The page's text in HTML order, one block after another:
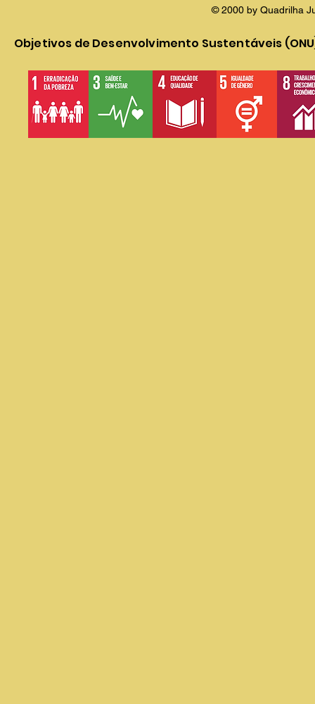
© 2000 by Quadrilha
Objetivos de Desenvolvimento Sustentáveis